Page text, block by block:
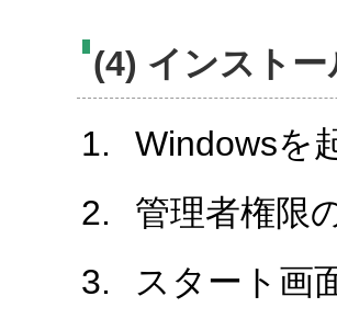
(4) インストー
Windowsを
管理者権限
スタート画